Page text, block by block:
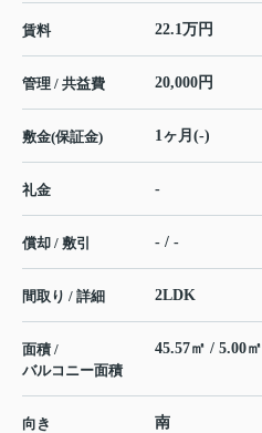
賃料 22.1万円
管理 / 共益費 20,000円
敷金(保証金) 1ヶ月(-)
礼金 -
償却 / 敷引 - / -
間取り / 詳細 2LDK
面積 /
バルコニー面積
45.57㎡ / 5.00㎡
向き 南